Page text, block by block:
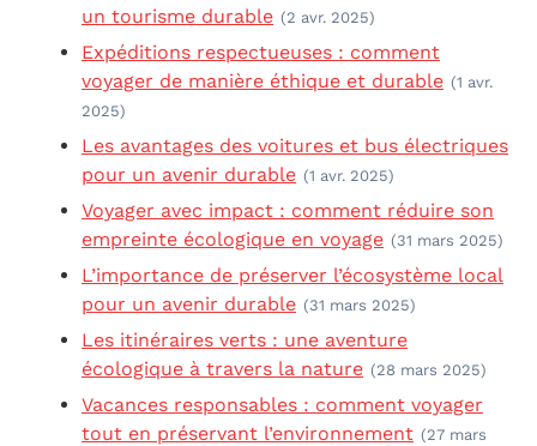
un tourisme durable (2 avr. 2025)
Expéditions respectueuses : comment
voyager de manière éthique et durable (1 avr.
2025)
Les avantages des voitures et bus électriques
pour un avenir durable (1 avr. 2025)
Voyager avec impact : comment réduire son
empreinte écologique en voyage (31 mars 2025)
L’importance de préserver l’écosystème local
pour un avenir durable (31 mars 2025)
Les itinéraires verts : une aventure
écologique à travers la nature (28 mars 2025)
Vacances responsables : comment voyager
tout en préservant l’environnement (27 mars